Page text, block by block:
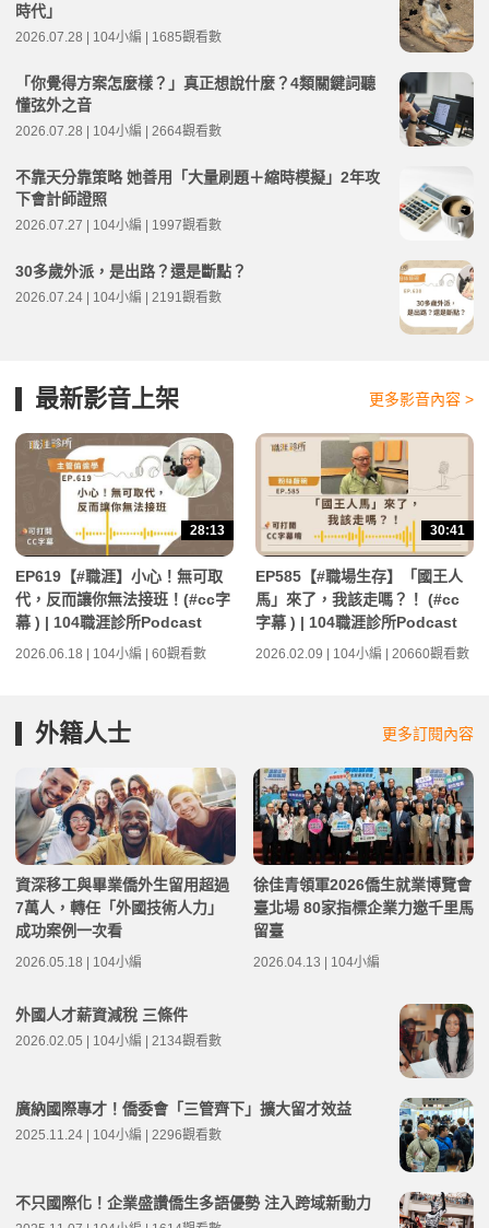
時代」
2026.07.28 | 104小編 | 1685觀看數
「你覺得方案怎麼樣？」真正想說什麼？4類關鍵詞聽
懂弦外之音
2026.07.28 | 104小編 | 2664觀看數
不靠天分靠策略 她善用「大量刷題＋縮時模擬」2年攻
下會計師證照
2026.07.27 | 104小編 | 1997觀看數
30多歲外派，是出路？還是斷點？
2026.07.24 | 104小編 | 2191觀看數
最新影音上架 更多影音內容 >
28:13
EP619【#職涯】小心！無可取
代，反而讓你無法接班！(#cc字
幕 ) | 104職涯診所Podcast
2026.06.18 | 104小編 | 60觀看數
30:41
EP585【#職場生存】「國王人
馬」來了，我該走嗎？！ (#cc
字幕 ) | 104職涯診所Podcast
2026.02.09 | 104小編 | 20660觀看數
外籍人士 更多訂閱內容
資深移工與畢業僑外生留用超過
7萬人，轉任「外國技術人力」
成功案例一次看
2026.05.18 | 104小編
徐佳青領軍2026僑生就業博覽會
臺北場 80家指標企業力邀千里馬
留臺
2026.04.13 | 104小編
外國人才薪資減稅 三條件
2026.02.05 | 104小編 | 2134觀看數
廣納國際專才！僑委會「三管齊下」擴大留才效益
2025.11.24 | 104小編 | 2296觀看數
不只國際化！企業盛讚僑生多語優勢 注入跨域新動力